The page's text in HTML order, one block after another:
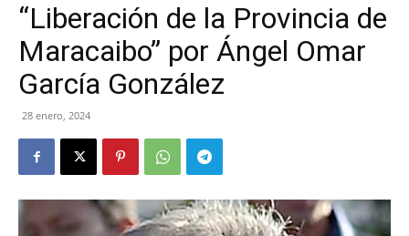
“Liberación de la Provincia de
Maracaibo” por Ángel Omar
García González
28 enero, 2024